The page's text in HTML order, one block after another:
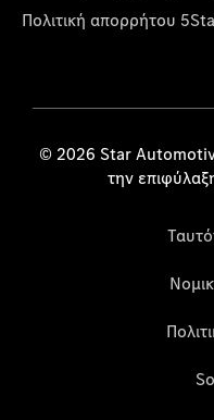
Πολιτική απορρήτου
© 2026 Star
την